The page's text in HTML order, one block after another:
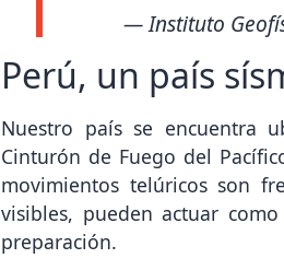
— Instituto
Perú, un país
Nuestro país se encuentra
Cinturón de Fuego del
movimientos telúricos son
visibles, pueden actuar
preparación.